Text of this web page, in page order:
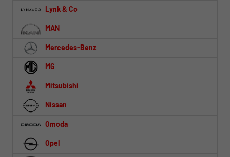
Lynk & Co
MAN
Mercedes-Benz
MG
Mitsubishi
Nissan
Omoda
Opel